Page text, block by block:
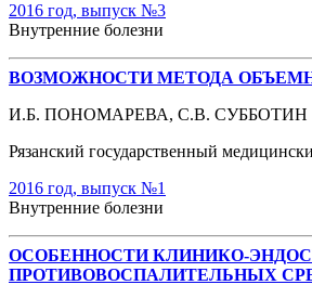
2016 год, выпуск №3
Внутренние болезни
ВОЗМОЖНОСТИ МЕТОДА
И.Б. ПОНОМАРЕВА, С.В. СУББОТИН
Рязанский государственный
2016 год, выпуск №1
Внутренние болезни
ОСОБЕННОСТИ КЛИНИКО-
ПРОТИВОВОСПАЛИТЕЛЬНЫХ